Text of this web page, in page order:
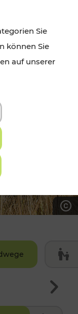
Sie
können Sie
auf unserer